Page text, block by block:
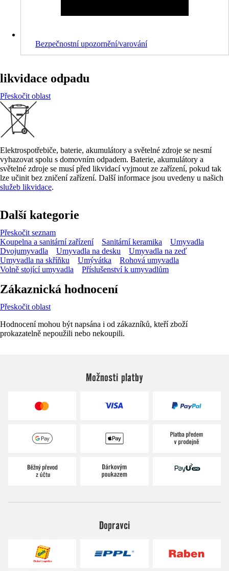
Bezpečnostní upozornění/varování
likvidace odpadu
Přeskočit oblast
Elektrospotřebiče, baterie, akumulátory a světelné zdroje se nesmí
vyhazovat spolu s domovním odpadem. Baterie, akumulátory a
světelné zdroje se musí před likvidací vyjmout ze zařízení, pokud tak
lze učinit bez zničení zařízení. Další informace jsou uvedeny u našich
služeb likvidace.
Další kategorie
Přeskočit seznam
Koupelna a sanitární zařízení
Sanitární keramika
Umyvadla
Dvojumyvadla
Umyvadla na desku
Umyvadla na zeď
Umyvadla na skříňku
Umývátka
Rohová umyvadla
Volně stojící umyvadla
Příslušenství k umyvadlům
Zákaznická hodnocení
Přeskočit oblast
Hodnocení mohou být napsána i od zákazníků, kteří zboží
prokazatelně nepoužili nebo nekoupili.
Možnosti platby
Dopravci